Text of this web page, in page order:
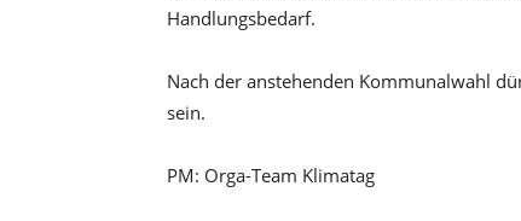
Handlungsbedarf.
Nach der anstehenden Kommunalwahl
sein.
PM: Orga-Team Klimatag